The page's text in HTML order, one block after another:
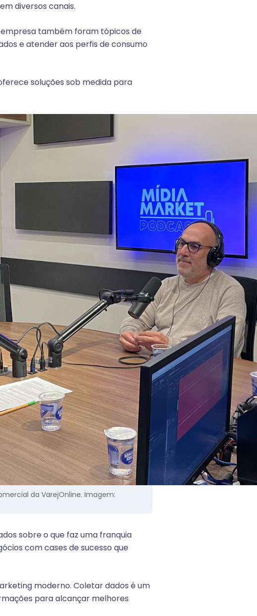
diversos canais.
empresa também foram tópicos de
e atender aos perfis de consumo
soluções sob medida para
da VarejOnline. Imagem:
sobre o que faz uma franquia
com cases de sucesso que
moderno. Coletar dados é um
para alcançar melhores